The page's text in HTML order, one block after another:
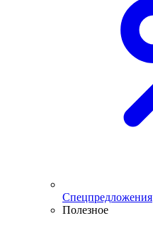
Спецпредложения
Полезное